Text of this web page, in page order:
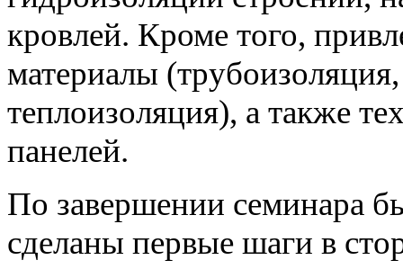
кровлей. Кроме того,
материалы
теплоизоляция), а также
панелей.
По завершении семинара
сделаны первые шаги в